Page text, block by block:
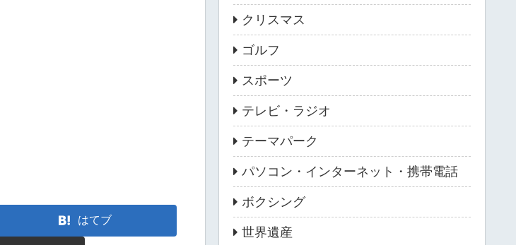
はてブ
クリスマス
ゴルフ
スポーツ
テレビ・ラジオ
テーマパーク
パソコン・インターネット・携帯電話
ボクシング
世界遺産